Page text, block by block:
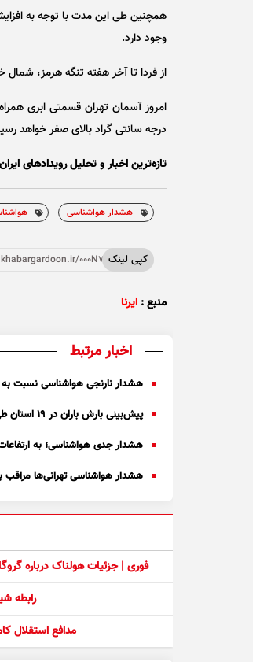
همچنین طی این مدت با توجه به
وجود دارد.
از فردا تا آخر هفته تنگه هرمز،
درجه سانتی گراد بالای صفر خواهد
تازه‌ترین اخبار و تحلیل‌ رویدادهای
هشدار هواشناسی
کپی لینک000N7U
منبع : ایرنا
اخبار مرتبط
هشدار نارنجی هواشناسی نسبت به
پیش‌بینی بارش باران در ۱۹ استان طی چند روز آینده
هشدار جدی هواشناسی؛ به
هشدار هواشناسی تهرانی‌ها مراقب
فوری | جزئیات هولناک درباره
رابطه
مدافع استقلال